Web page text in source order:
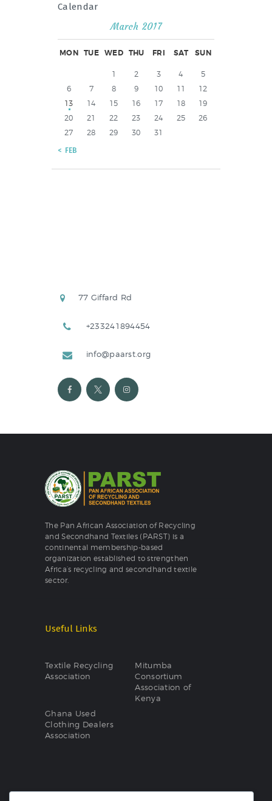
Calendar
March 2017
MON TUE WED THU FRI SAT SUN
1 2 3 4
5
6
7 8 9 10 11
12
13
14 15 16 17 18
19
20
21 22 23 24 25
26
27
28 29 30 31
« FEB
77 Giffard Rd
+233241894454
info@paarst.org
The Pan African Association of Recycling
and Secondhand Textiles (PARST) is a
continental membership-based
organization established to strengthen
Africa’s recycling and secondhand textile
sector.
Useful Links
Textile Recycling
Association
Mitumba
Consortium
Association of
Kenya
Ghana Used
Clothing Dealers
Association